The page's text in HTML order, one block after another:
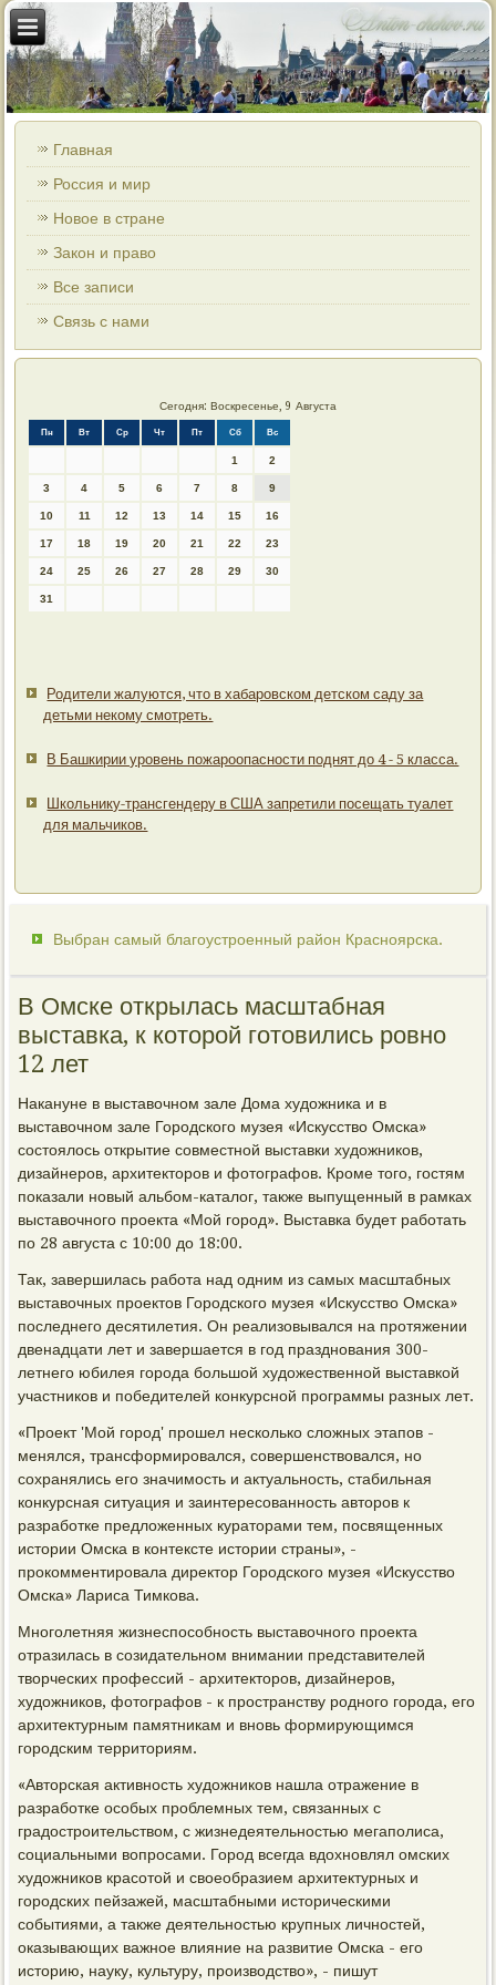
Главная
Россия и мир
Новое в стране
Закон и право
Все записи
Связь с нами
Сегодня: Воскресенье, 9 Августа
Пн Вт Ср Чт Пт Сб Вс
1 2
3 4 5 6 7 8 9
10 11 12 13 14 15 16
17 18 19 20 21 22 23
24 25 26 27 28 29 30
31
Родители жалуются, что в хабаровском детском саду за
детьми некому смотреть.
В Башкирии уровень пожароопасности поднят до 4 - 5 класса.
Школьнику-трансгендеру в США запретили посещать туалет
для мальчиков.
Выбран самый благоустроенный район Красноярска.
В Омске открылась масштабная
выставка, к которой готовились ровно
12 лет
Накануне в выставочном зале Дома художника и в
выставочном зале Городского музея «Искусство Омска»
состоялось открытие совместной выставки художников,
дизайнеров, архитекторов и фотографов. Кроме того, гостям
показали новый альбом-каталог, также выпущенный в рамках
выставочного проекта «Мой город». Выставка будет работать
по 28 августа с 10:00 до 18:00.
Так, завершилась работа над одним из самых масштабных
выставочных проектов Городского музея «Искусство Омска»
последнего десятилетия. Он реализовывался на протяжении
двенадцати лет и завершается в год празднования 300-
летнего юбилея города большой художественной выставкой
участников и победителей конкурсной программы разных лет.
«Проект 'Мой город' прошел несколько сложных этапов -
менялся, трансформировался, совершенствовался, но
сохранялись его значимость и актуальность, стабильная
конкурсная ситуация и заинтересованность авторов к
разработке предложенных кураторами тем, посвященных
истории Омска в контексте истории страны», -
прокомментировала директор Городского музея «Искусство
Омска» Лариса Тимкова.
Многолетняя жизнеспособность выставочного проекта
отразилась в созидательном внимании представителей
творческих профессий - архитекторов, дизайнеров,
художников, фотографов - к пространству родного города, его
архитектурным памятникам и вновь формирующимся
городским территориям.
«Авторская активность художников нашла отражение в
разработке особых проблемных тем, связанных с
градостроительством, с жизнедеятельностью мегаполиса,
социальными вопросами. Город всегда вдохновлял омских
художников красотой и своеобразием архитектурных и
городских пейзажей, масштабными историческими
событиями, а также деятельностью крупных личностей,
оказывающих важное влияние на развитие Омска - его
историю, науку, культуру, производство», - пишут